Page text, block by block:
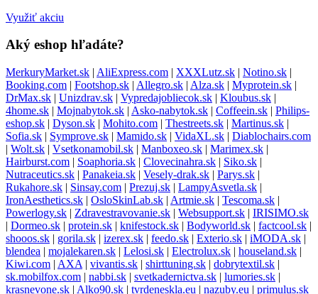
Využiť akciu
Aký eshop hľadáte?
MerkuryMarket.sk | AliExpress.com | XXXLutz.sk | Notino.sk |
Booking.com | Footshop.sk | Allegro.sk | Alza.sk | Myprotein.sk |
DrMax.sk | Unizdrav.sk | Vypredajobliecok.sk | Kloubus.sk |
4home.sk | Mojnabytok.sk | Asko-nabytok.sk | Coffeein.sk | Philips-
eshop.sk | Dyson.sk | Mohito.com | Thestreets.sk | Martinus.sk |
Sofia.sk | Symprove.sk | Mamido.sk | VidaXL.sk | Diablochairs.com
| Wolt.sk | Vsetkonamobil.sk | Manboxeo.sk | Marimex.sk |
Hairburst.com | Soaphoria.sk | Clovecinahra.sk | Siko.sk |
Nutraceutics.sk | Panakeia.sk | Vesely-drak.sk | Parys.sk |
Rukahore.sk | Sinsay.com | Prezuj.sk | LampyAsvetla.sk |
IronAesthetics.sk | OsloSkinLab.sk | Artmie.sk | Tescoma.sk |
Powerlogy.sk | Zdravestravovanie.sk | Websupport.sk | IRISIMO.sk
| Dormeo.sk | protein.sk | knifestock.sk | Bodyworld.sk | factcool.sk |
shooos.sk | gorila.sk | izerex.sk | feedo.sk | Exterio.sk | iMODA.sk |
blendea | mojalekaren.sk | Lelosi.sk | Electrolux.sk | houseland.sk |
Kiwi.com | AXA | vivantis.sk | shirttuning.sk | dobrytextil.sk |
sk.mobilfox.com | nabbi.sk | svetkadernictva.sk | lumories.sk |
krasnevone.sk | Alko90.sk | tvrdeneskla.eu | nazuby.eu | primulus.sk